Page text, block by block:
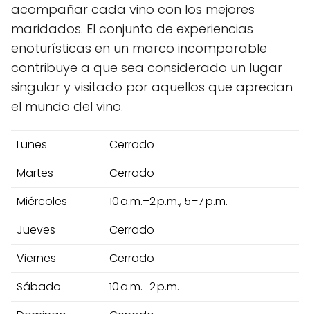
acompañar cada vino con los mejores
maridados. El conjunto de experiencias
enoturísticas en un marco incomparable
contribuye a que sea considerado un lugar
singular y visitado por aquellos que aprecian
el mundo del vino.
Lunes
Cerrado
Martes
Cerrado
Miércoles
10 a.m.–2 p.m., 5–7 p.m.
Jueves
Cerrado
Viernes
Cerrado
Sábado
10 a.m.–2 p.m.